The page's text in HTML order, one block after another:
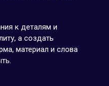
к деталям и
а создать
материал и слова